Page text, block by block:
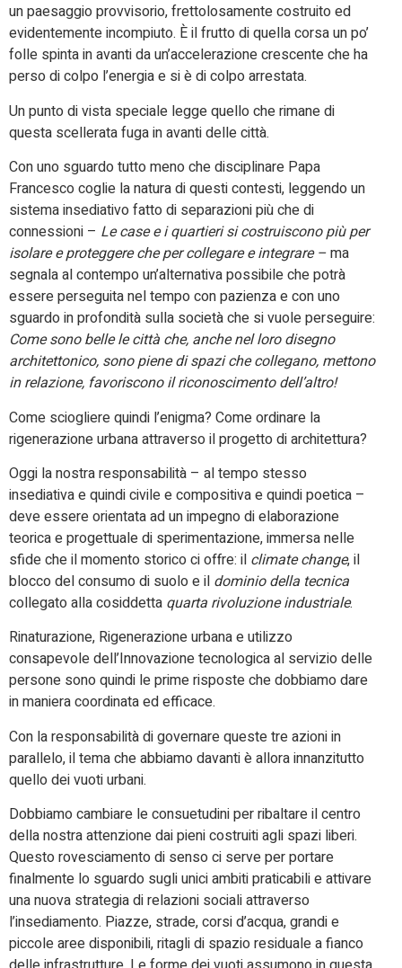
un paesaggio provvisorio, frettolosamente costruito ed
evidentemente incompiuto. È il frutto di quella corsa un po’
folle spinta in avanti da un’accelerazione crescente che ha
perso di colpo l’energia e si è di colpo arrestata.
Un punto di vista speciale legge quello che rimane di
questa scellerata fuga in avanti delle città.
Con uno sguardo tutto meno che disciplinare Papa
Francesco coglie la natura di questi contesti, leggendo un
sistema insediativo fatto di separazioni più che di
connessioni – Le case e i quartieri si costruiscono più per
isolare e proteggere che per collegare e integrare –ma
segnala al contempo un’alternativa possibile che potrà
essere perseguita nel tempo con pazienza e con uno
sguardo in profondità sulla società che si vuole perseguire:
Come sono belle le città che, anche nel loro disegno
architettonico, sono piene di spazi che collegano, mettono
in relazione, favoriscono il riconoscimento dell’altro!
Come sciogliere quindi l’enigma? Come ordinare la
rigenerazione urbana attraverso il progetto di architettura?
Oggi la nostra responsabilità – al tempo stesso
insediativa e quindi civile e compositiva e quindi poetica –
deve essere orientata ad un impegno di elaborazione
teorica e progettuale di sperimentazione, immersa nelle
sfide che il momento storico ci offre: il climate change, il
blocco del consumo di suolo e il dominio della tecnica
collegato alla cosiddetta quarta rivoluzione industriale.
Rinaturazione, Rigenerazione urbana e utilizzo
consapevole dell’Innovazione tecnologica al servizio delle
persone sono quindi le prime risposte che dobbiamo dare
in maniera coordinata ed efficace.
Con la responsabilità di governare queste tre azioni in
parallelo, il tema che abbiamo davanti è allora innanzitutto
quello dei vuoti urbani.
Dobbiamo cambiare le consuetudini per ribaltare il centro
della nostra attenzione dai pieni costruiti agli spazi liberi.
Questo rovesciamento di senso ci serve per portare
finalmente lo sguardo sugli unici ambiti praticabili e attivare
una nuova strategia di relazioni sociali attraverso
l’insediamento. Piazze, strade, corsi d’acqua, grandi e
piccole aree disponibili, ritagli di spazio residuale a fianco